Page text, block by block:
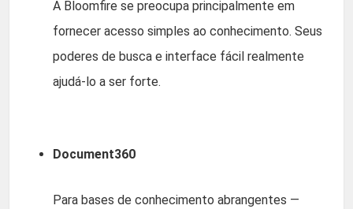
A Bloomfire se preocupa principalmente em
fornecer acesso simples ao conhecimento. Seus
poderes de busca e interface fácil realmente
ajudá-lo a ser forte.
Document360
Para bases de conhecimento abrangentes —